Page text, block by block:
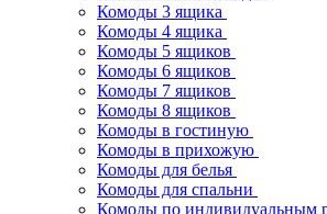
Комоды 3 ящика
Комоды 4 ящика
Комоды 5 ящиков
Комоды 6 ящиков
Комоды 7 ящиков
Комоды 8 ящиков
Комоды в гостиную
Комоды в прихожую
Комоды для белья
Комоды для спальни
Комоды по индивидуальным